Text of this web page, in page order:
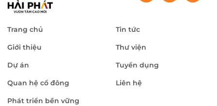
Trang chủ
Giới thiệu
Dự án
Quan hệ cổ đông
Phát triển bền vững
Tin tức
Thư viện
Tuyển dụng
Liên hệ